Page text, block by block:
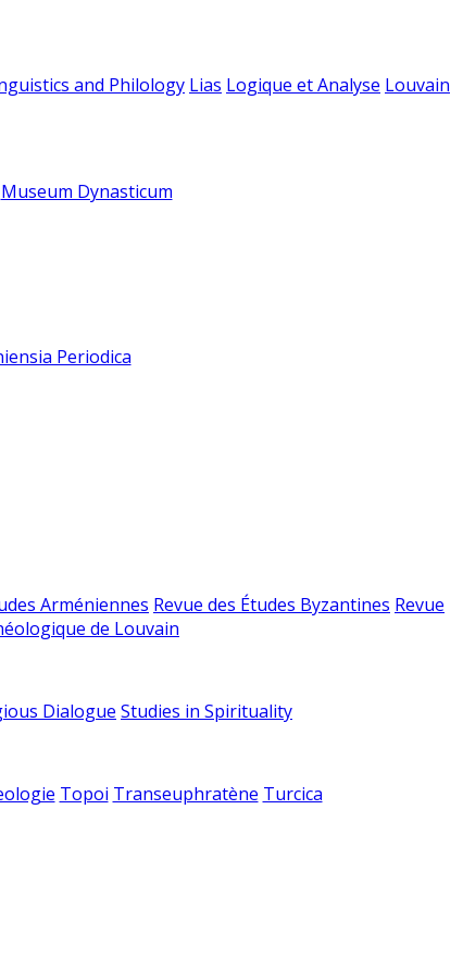
and Philology Lias Logique et Analyse Louvain
Museum Dynasticum
Periodica
Arméniennes Revue des Études Byzantines Revue
de Louvain
Dialogue Studies in Spirituality
Topoi Transeuphratène Turcica